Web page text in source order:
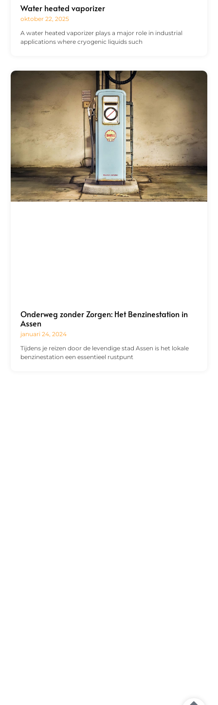
Water heated vaporizer
oktober 22, 2025
A water heated vaporizer plays a major role in industrial
applications where cryogenic liquids such
Onderweg zonder Zorgen: Het Benzinestation in
Assen
januari 24, 2024
Tijdens je reizen door de levendige stad Assen is het lokale
benzinestation een essentieel rustpunt